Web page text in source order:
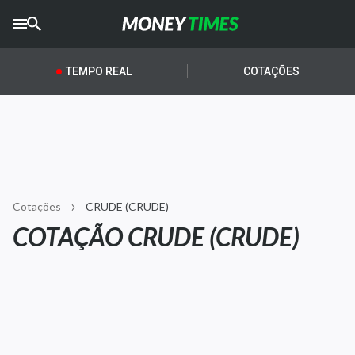
CRYPTOTIMES
AGROTIMES
Newsletters
Money Trader
TEMPO REAL COTAÇÕES
Cotações CRUDE (CRUDE)
COTAÇÃO CRUDE (CRUDE)